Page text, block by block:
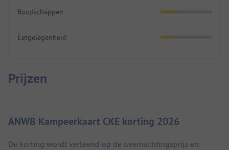
Boodschappen
Eetgelegenheid
Prijzen
ANWB Kampeerkaart CKE korting 2026
De korting wordt verleend op de overnachtingsprijs en